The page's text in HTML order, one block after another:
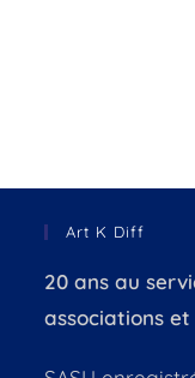
Art K Diff
20 ans au
associations